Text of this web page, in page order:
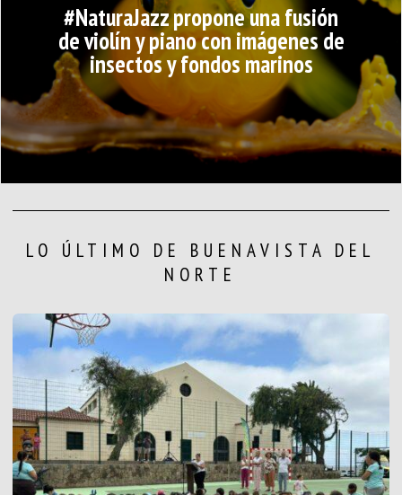
#NaturaJazz propone una fusión
de violín y piano con imágenes de
insectos y fondos marinos
LO ÚLTIMO DE BUENAVISTA DEL
NORTE